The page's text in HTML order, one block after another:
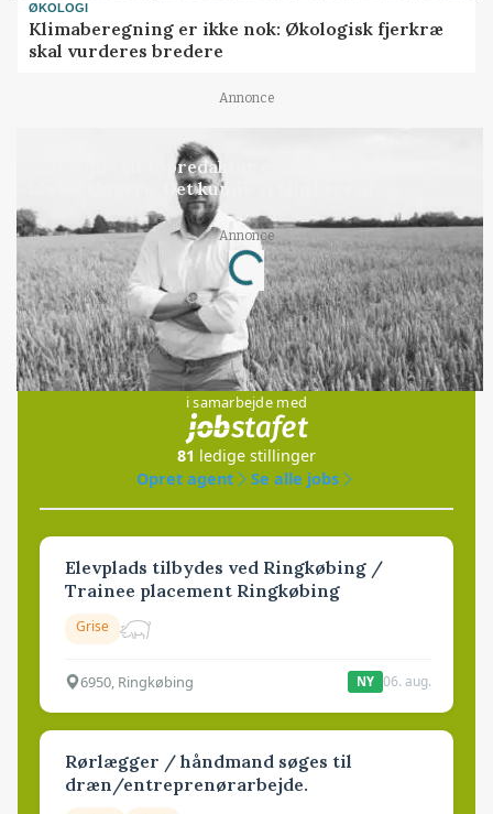
ØKOLOGI
Klimaberegning er ikke nok: Økologisk fjerkræ
skal vurderes bredere
Annonce
Befriende, at topredaktør erkender, hun er
blevet klogere. Det kunne vi alle lære af
Annonce
Loading...
Jobs
i samarbejde med
81 ledige stillinger
Opret agent
Se alle jobs
Elevplads tilbydes ved Ringkøbing /
Trainee placement Ringkøbing
Grise
6950, Ringkøbing NY 06. aug.
Rørlægger / håndmand søges til
dræn/entreprenørarbejde.